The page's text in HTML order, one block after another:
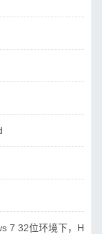
7 32位环境下，